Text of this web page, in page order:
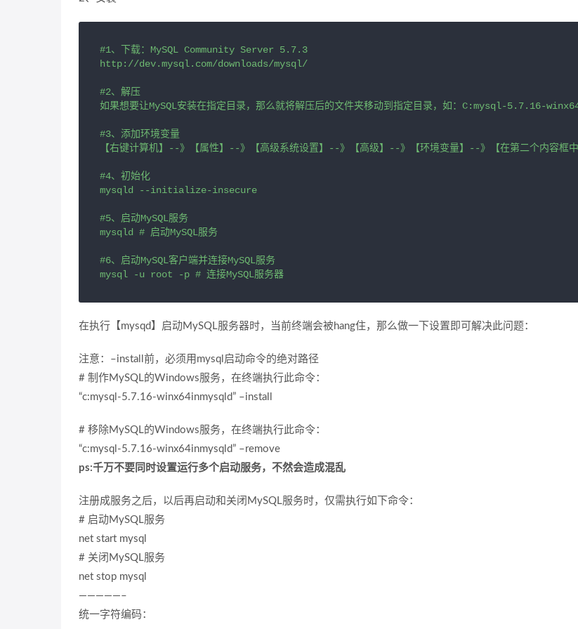
#1、下载：MySQL Community Server 5.7.3
http://dev.mysql.com/downloads/mysql/
#2、解压
如果想要让MySQL安装在指定目录，那么就将解压后的文件夹移动到指定目录，如：C:mysql-5.7.16-
#3、添加环境变量
【右键计算机】--》【属性】--》【高级系统设置】--》【高级】--》【环境变量】--》【在第二个内容
#4、初始化
mysqld --initialize-insecure
#5、启动MySQL服务
mysqld # 启动MySQL服务
#6、启动MySQL客户端并连接MySQL服务
mysql -u root -p # 连接MySQL服务器
在执行【mysqd】启动MySQL服务器时，当前终端会被hang住，那么做一下设置即可解决此问题：
注意：–install前，必须用mysql启动命令的绝对路径
# 制作MySQL的Windows服务，在终端执行此命令：
“c:mysql-5.7.16-winx64inmysqld” –install
# 移除MySQL的Windows服务，在终端执行此命令：
“c:mysql-5.7.16-winx64inmysqld” –remove
ps:千万不要同时设置运行多个启动服务，不然会造成混乱
注册成服务之后，以后再启动和关闭MySQL服务时，仅需执行如下命令：
# 启动MySQL服务
net start mysql
# 关闭MySQL服务
net stop mysql
—————–
统一字符编码：